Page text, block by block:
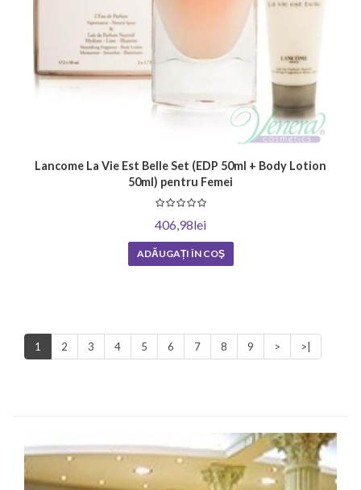
Lancome La Vie Est Belle Set (EDP 50ml + Body Lotion
50ml) pentru Femei
406,98lei
ADĂUGAȚI ÎN COŞ
1 2 3 4 5 6 7 8 9 > >|